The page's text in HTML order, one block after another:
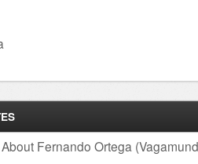
Fernando Ortega